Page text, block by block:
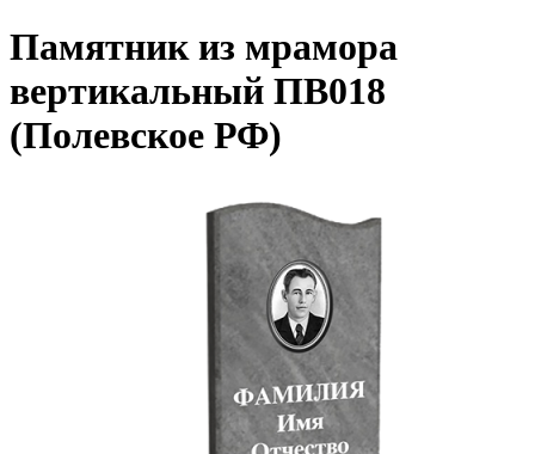
Памятник из мрамора
вертикальный ПВ018
(Полевское РФ)